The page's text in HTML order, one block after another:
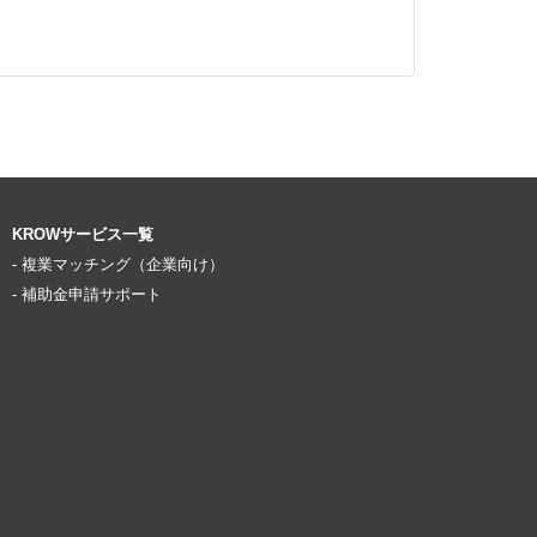
KROWサービス一覧
- 複業マッチング（企業向け）
- 補助金申請サポート